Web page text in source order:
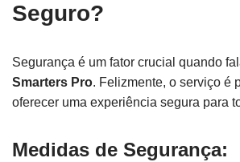
Seguro?
Segurança é um fator crucial quando
Smarters Pro. Felizmente, o serviço é
oferecer uma experiência segura para
Medidas de Segurança: